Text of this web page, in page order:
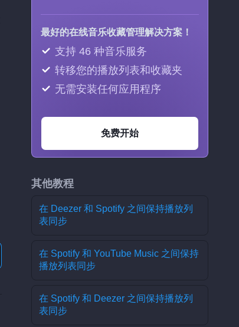
最好的在线音乐收藏管理解决方案！
支持 46 种音乐服务
转移您的播放列表和收藏夹
无需安装任何应用程序
免费开始
其他教程
在 Deezer 和 Spotify 之间保持播放列
表同步
在 Spotify 和 YouTube Music 之间保持
播放列表同步
在 Spotify 和 Deezer 之间保持播放列
表同步